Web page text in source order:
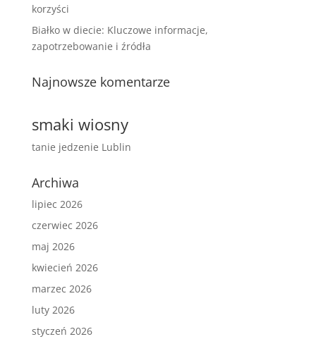
korzyści
Białko w diecie: Kluczowe informacje,
zapotrzebowanie i źródła
Najnowsze komentarze
smaki wiosny
tanie jedzenie Lublin
Archiwa
lipiec 2026
czerwiec 2026
maj 2026
kwiecień 2026
marzec 2026
luty 2026
styczeń 2026